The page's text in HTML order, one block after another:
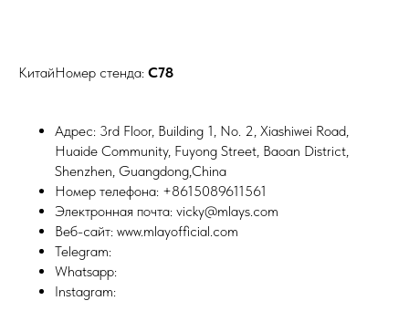
КитайНомер стенда: C78
Адрес: 3rd Floor, Building 1, No. 2, Xiashiwei Road,
Huaide Community, Fuyong Street, Baoan District,
Shenzhen, Guangdong,China
Номер телефона: +8615089611561
Электронная почта: vicky@mlays.com
Веб-сайт: www.mlayofficial.com
Telegram:
Whatsapp:
Instagram: